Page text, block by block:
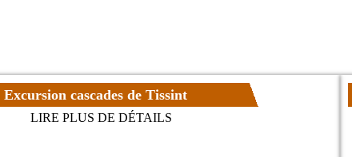
Excursion cascades de Tissint
LIRE PLUS DE DÉTAILS